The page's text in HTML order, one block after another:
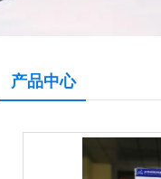
产品中心